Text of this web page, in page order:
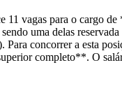
11 vagas para o cargo
uma delas reservada
concorrer a esta
completo**. O